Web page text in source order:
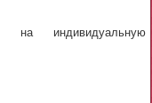
на индивидуальную